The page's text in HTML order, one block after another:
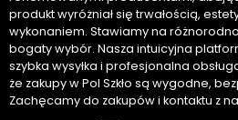
produkt wyróżniał się trwałością,
wykonaniem. Stawiamy na
bogaty wybór. Nasza intuicyjna
szybka wysyłka i profesjonalna
że zakupy w Pol Szkło są wygodne,
Zachęcamy do zakupów i kontaktu z